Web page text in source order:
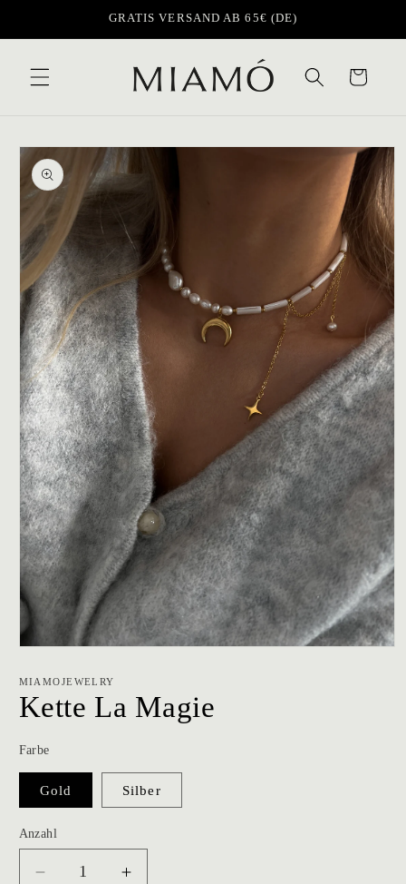
Inhalt
GRATIS VERSAND AB 65€ (DE)
Warenkorb
in
öffnen
MIAMOJEWELRY
Kette La Magie
Farbe
Gold Silber
Anzahl